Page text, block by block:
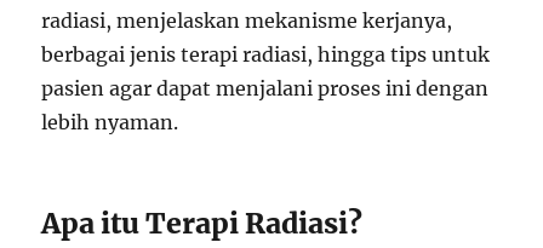
radiasi, menjelaskan mekanisme kerjanya,
berbagai jenis terapi radiasi, hingga tips untuk
pasien agar dapat menjalani proses ini dengan
lebih nyaman.
Apa itu Terapi Radiasi?